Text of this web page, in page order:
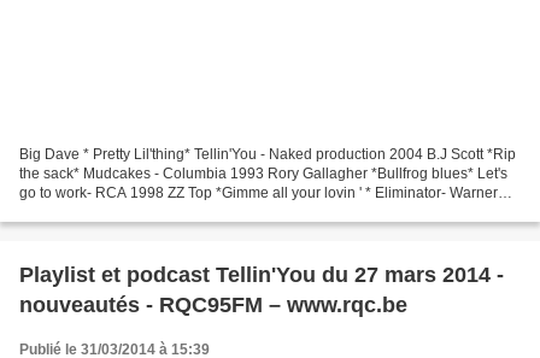
Big Dave * Pretty Lil'thing* Tellin'You - Naked production 2004 B.J Scott *Rip
the sack* Mudcakes - Columbia 1993 Rory Gallagher *Bullfrog blues* Let's
go to work- RCA 1998 ZZ Top *Gimme all your lovin ' * Eliminator- Warner
Playlist et podcast Tellin'You du 27 mars 2014 -
nouveautés - RQC95FM – www.rqc.be
Publié le 31/03/2014 à 15:39